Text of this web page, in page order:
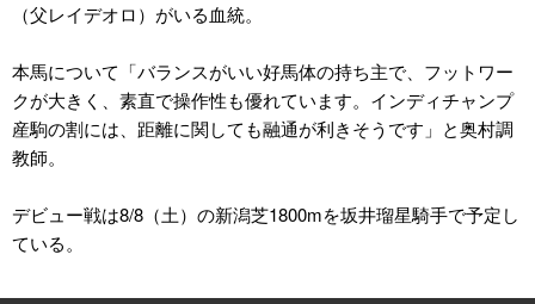
（父レイデオロ）がいる血統。
本馬について「バランスがいい好馬体の持ち主で、フットワー
クが大きく、素直で操作性も優れています。インディチャンプ
産駒の割には、距離に関しても融通が利きそうです」と奥村調
教師。
デビュー戦は8/8（土）の新潟芝1800mを坂井瑠星騎手で予定し
ている。